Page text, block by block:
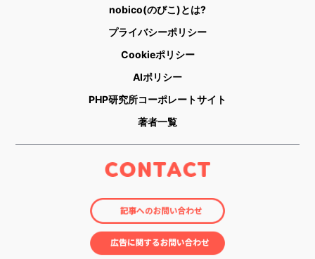
nobico(のびこ)とは?
プライバシーポリシー
Cookieポリシー
AIポリシー
PHP研究所コーポレートサイト
著者一覧